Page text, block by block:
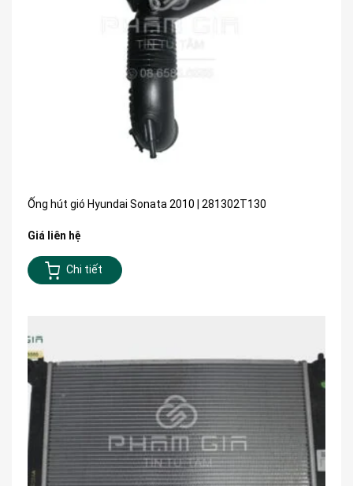
Ống hút gió Hyundai Sonata 2010 | 281302T130
Giá liên hệ
Chi tiết